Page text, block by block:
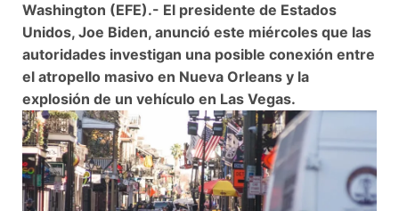
Washington (EFE).- El presidente de Estados
Unidos, Joe Biden, anunció este miércoles que las
autoridades investigan una posible conexión entre
el atropello masivo en Nueva Orleans y la
explosión de un vehículo en Las Vegas.